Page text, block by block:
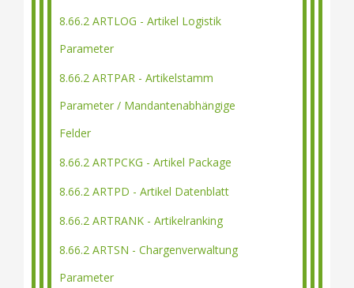
8.66.2 ARTLOG - Artikel Logistik
Parameter
8.66.2 ARTPAR - Artikelstamm
Parameter / Mandantenabhängige
Felder
8.66.2 ARTPCKG - Artikel Package
8.66.2 ARTPD - Artikel Datenblatt
8.66.2 ARTRANK - Artikelranking
8.66.2 ARTSN - Chargenverwaltung
Parameter